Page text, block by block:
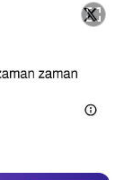
Video
Test